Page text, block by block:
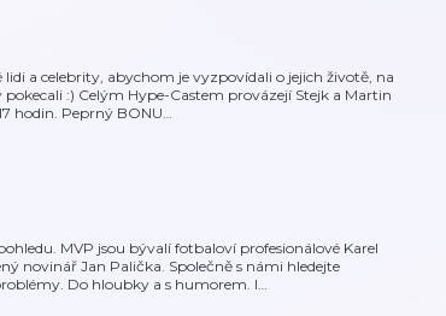
a celebrity, abychom je vyzpovídali o jejich životě, na
:) Celým Hype-Castem provázejí Stejk a Martin
hodin. Peprný BONU…
MVP jsou bývalí fotbaloví profesionálové Karel
novinář Jan Palička. Společně s námi hledejte
Do hloubky a s humorem. I…